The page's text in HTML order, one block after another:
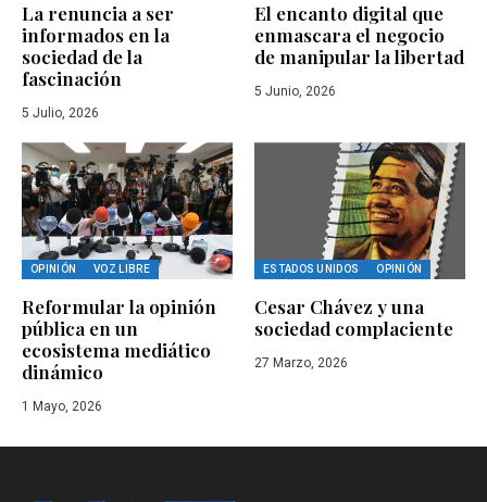
La renuncia a ser
informados en la
sociedad de la
fascinación
5 Julio, 2026
El encanto digital que
enmascara el negocio
de manipular la libertad
5 Junio, 2026
OPINIÓN VOZ LIBRE
Reformular la opinión
pública en un
ecosistema mediático
dinámico
1 Mayo, 2026
ESTADOS UNIDOS OPINIÓN
Cesar Chávez y una
sociedad complaciente
27 Marzo, 2026